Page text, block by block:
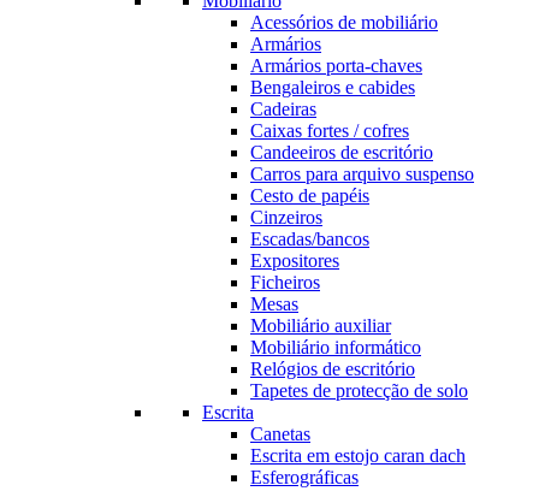
Acessórios de mobiliário
Armários
Armários porta-chaves
Bengaleiros e cabides
Cadeiras
Caixas fortes / cofres
Candeeiros de escritório
Carros para arquivo suspenso
Cesto de papéis
Cinzeiros
Escadas/bancos
Expositores
Ficheiros
Mesas
Mobiliário auxiliar
Mobiliário informático
Relógios de escritório
Tapetes de protecção de solo
Escrita
Canetas
Escrita em estojo caran dach
Esferográficas